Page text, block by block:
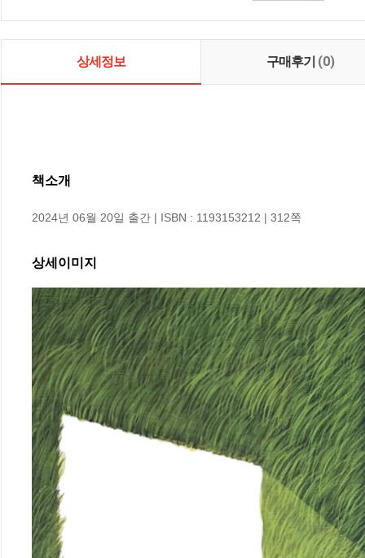
상세정보 구매후기 (0)
책소개
2024년 06월 20일 출간 | ISBN : 1193153212 | 312쪽
상세이미지